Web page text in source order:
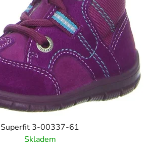
Superfit 3-00337-61
Skladem